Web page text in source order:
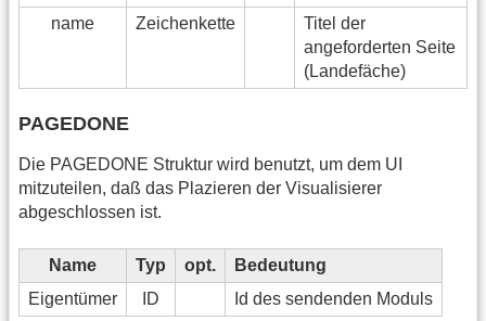
name
Zeichenkette
Titel der
angeforderten Seite
(Landefäche)
PAGEDONE
Die PAGEDONE Struktur wird benutzt, um dem UI
mitzuteilen, daß das Plazieren der Visualisierer
abgeschlossen ist.
Name Typ opt.
Bedeutung
Eigentümer
ID Id des sendenden Moduls